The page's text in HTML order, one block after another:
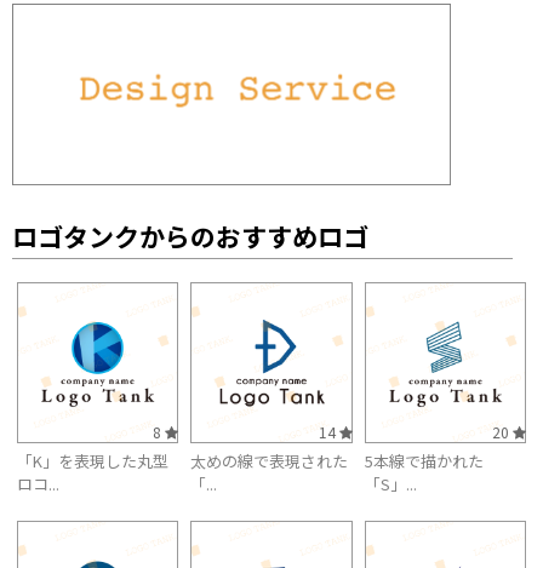
ロゴタンクからのおすすめロゴ
8
「K」を表現した丸型
ロコ...
14
太めの線で表現された
「...
20
5本線で描かれた
「S」...